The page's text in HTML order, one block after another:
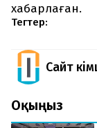
хабарлаған.
Тегтер:
Сайт
Оқыңыз